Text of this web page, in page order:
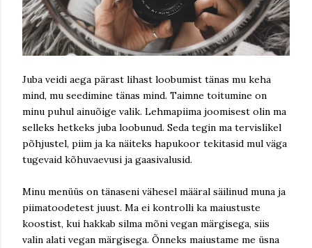
Juba veidi aega pärast lihast loobumist tänas mu keha
mind, mu seedimine tänas mind. Taimne toitumine on
minu puhul ainuõige valik. Lehmapiima joomisest olin ma
selleks hetkeks juba loobunud. Seda tegin ma tervislikel
põhjustel, piim ja ka näiteks hapukoor tekitasid mul väga
tugevaid kõhuvaevusi ja gaasivalusid.
Minu menüüs on tänaseni vähesel määral säilinud muna ja
piimatoodetest juust. Ma ei kontrolli ka maiustuste
koostist, kui hakkab silma mõni vegan märgisega, siis
valin alati vegan märgisega. Õnneks maiustame me üsna